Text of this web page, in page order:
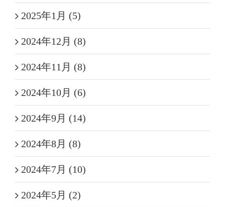
2025年1月 (5)
2024年12月 (8)
2024年11月 (8)
2024年10月 (6)
2024年9月 (14)
2024年8月 (8)
2024年7月 (10)
2024年5月 (2)